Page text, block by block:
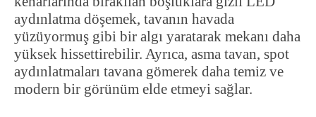
aydınlatma döşemek, tavanın havada
yüzüyormuş gibi bir algı yaratarak mekanı daha
yüksek hissettirebilir. Ayrıca, asma tavan, spot
aydınlatmaları tavana gömerek daha temiz ve
modern bir görünüm elde etmeyi sağlar.